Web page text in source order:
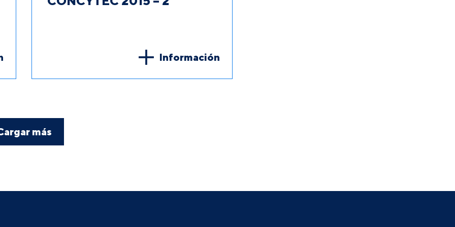
Información
más